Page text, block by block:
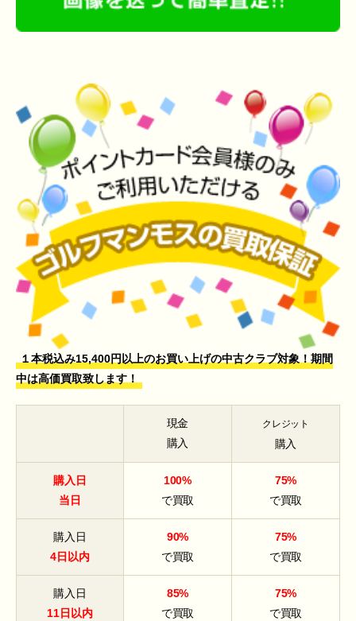
１本税込み15,400円以上のお買い上げの中古クラブ対象！期間
中は高価買取致します！
現金
購入
クレジット
購入
購入日
当日
100%
で買取
75%
で買取
購入日
4日以内
90%
で買取
75%
で買取
購入日
11日以内
85%
で買取
75%
で買取